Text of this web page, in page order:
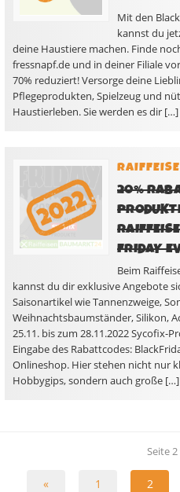
Mit den
kannst du
deine Haustiere machen. Finde
fressnapf.de und in deiner Filiale
70% reduziert! Versorge deine
Pflegeprodukten, Spielzeug und
Haustierleben. Sie werden es dir […]
20%
FRIDAY
Beim
kannst du dir exklusive Angebote
Saisonartikel wie Tannenzweige,
Weihnachtsbaumständer, Silikon,
25.11. bis zum 28.11.2022 Sycofix-
Eingabe des Rabattcodes:
Onlineshop. Hier stehen nicht nur
Hobbygips, sondern auch große […]
Seite
« 1 2